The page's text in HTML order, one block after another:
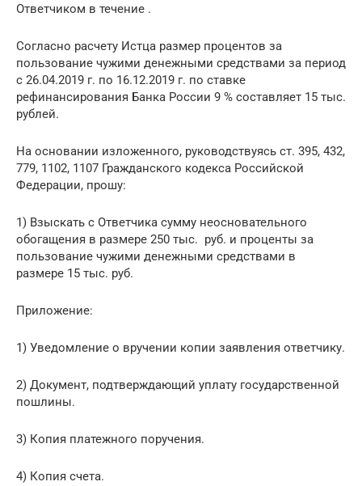
Ответчиком в течение .
Согласно расчету Истца размер процентов за
пользование чужими денежными средствами за период
с 26.04.2019 г. по 16.12.2019 г. по ставке
рефинансирования Банка России 9 % составляет 15 тыс.
рублей.
На основании изложенного, руководствуясь ст. 395, 432,
779, 1102, 1107 Гражданского кодекса Российской
Федерации, прошу:
1) Взыскать с Ответчика сумму неосновательного
обогащения в размере 250 тыс. руб. и проценты за
пользование чужими денежными средствами в
размере 15 тыс. руб.
Приложение:
1) Уведомление о вручении копии заявления ответчику.
2) Документ, подтверждающий уплату государственной
пошлины.
3) Копия платежного поручения.
4) Копия счета.